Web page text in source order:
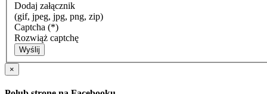
Dodaj załącznik
(gif, jpeg, jpg, png, zip)
Captcha (*)
Rozwiąż captchę
Wyślij
×